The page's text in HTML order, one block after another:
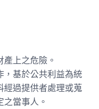
上之危險。
，基於公共利益為統
經過提供者處理或蒐
當事人。